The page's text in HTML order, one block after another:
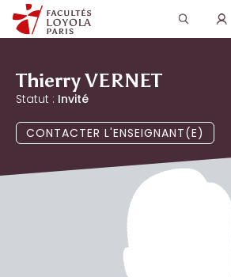
au
contenu
Recherche
pour
Rechercher
Thierry VERNET
Statut : Invité
CONTACTER L'ENSEIGNANT(E)